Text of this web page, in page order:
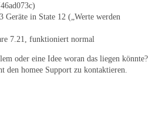
Geräte in State 12 („Werte werden
7.21, funktioniert normal
oder eine Idee woran das liegen könnte?
den homee Support zu kontaktieren.